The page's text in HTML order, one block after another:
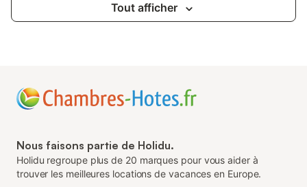
Tout afficher
Nous faisons partie de Holidu.
Holidu regroupe plus de 20 marques pour vous aider à
trouver les meilleures locations de vacances en Europe.